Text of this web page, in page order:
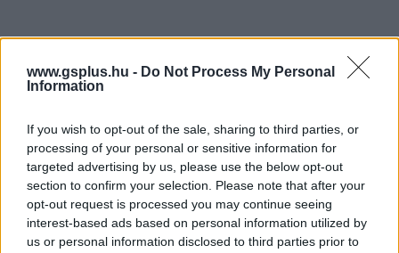
www.gsplus.hu - Do Not Process My Personal
Information
If you wish to opt-out of the sale, sharing to third parties, or
processing of your personal or sensitive information for
targeted advertising by us, please use the below opt-out
section to confirm your selection. Please note that after your
opt-out request is processed you may continue seeing
interest-based ads based on personal information utilized by
us or personal information disclosed to third parties prior to
Hozzászólások
Újabb magyarításokat hozott a